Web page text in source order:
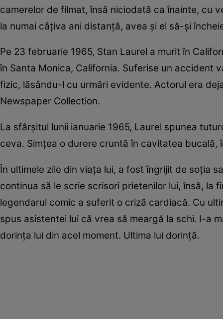
camerelor de filmat, însă niciodată ca înainte, cu
la numai câţiva ani distanţă, avea şi el să-şi
Pe 23 februarie 1965, Stan Laurel a murit în
în Santa Monica, California. Suferise un accident
fizic, lăsându-l cu urmări evidente. Actorul era
Newspaper Collection.
La sfârşitul lunii ianuarie 1965, Laurel spunea
ceva. Simţea o durere cruntă în cavitatea
În ultimele zile din viaţa lui, a fost îngrijit de soţia
continua să le scrie scrisori prietenilor lui, însă, la
legendarul comic a suferit o criză cardiacă. Cu
spus asistentei lui că vrea să meargă la schi. I-a
dorinţa lui din acel moment. Ultima lui dorinţă.